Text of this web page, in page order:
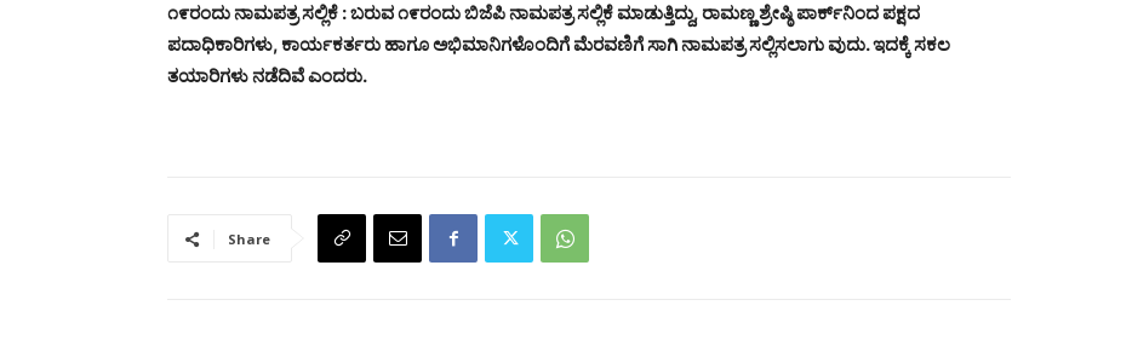
೧೯ರಂದು ನಾಮಪತ್ರ ಸಲ್ಲಿಕೆ : ಬರುವ ೧೯ರಂದು ಬಿಜೆಪಿ ನಾಮಪತ್ರ ಸಲ್ಲಿಕೆ ಮಾಡುತ್ತಿದ್ದು, ರಾಮಣ್ಣ ಶ್ರೇಷ್ಠಿ ಪಾರ್ಕ್‌ನಿಂದ ಪಕ್ಷದ
ಪದಾಧಿಕಾರಿಗಳು, ಕಾರ್ಯಕರ್ತರು ಹಾಗೂ ಅಭಿಮಾನಿಗಳೊಂದಿಗೆ ಮೆರವಣಿಗೆ ಸಾಗಿ ನಾಮಪತ್ರ ಸಲ್ಲಿಸಲಾಗು ವುದು. ಇದಕ್ಕೆ ಸಕಲ
ತಯಾರಿಗಳು ನಡೆದಿವೆ ಎಂದರು.
Share